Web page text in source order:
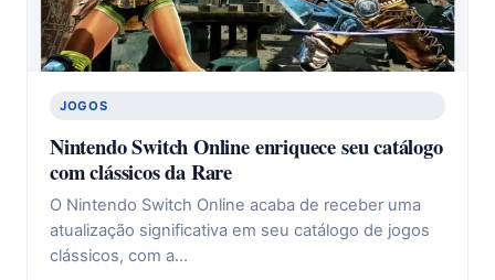
JOGOS
Nintendo Switch Online enriquece seu catálogo
com clássicos da Rare
O Nintendo Switch Online acaba de receber uma
atualização significativa em seu catálogo de jogos
clássicos, com a…